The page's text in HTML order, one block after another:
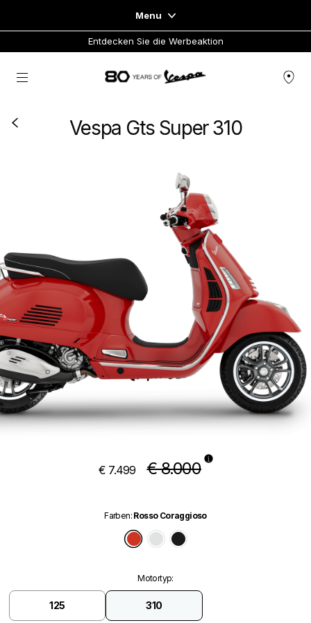
Menu
KLEIDUNG & LIFESTYLE
CONCEPT STORE
Entdecken Sie die Werbeaktion
zurück zum Hauptinhalt
Vespa Gts Super 310
€ 7.499 € 8.000
Farben: Rosso Coraggioso
Rosso Coraggioso
Bianco Innocente
Nero Convinto
Motortyp:
125 310